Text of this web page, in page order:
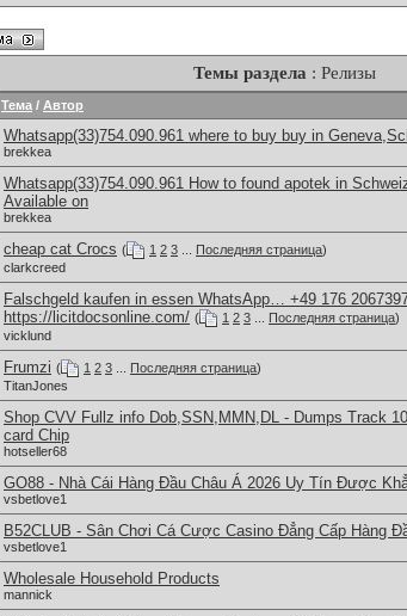
Темы раздела : Релизы
Тема / Автор
Whatsapp(33)754.090.961 where to buy buy in
brekkea
Whatsapp(33)754.090.961 How to found apotek in
Available on
brekkea
cheap cat Crocs ( 1 2 3 Последняя страница)
clarkcreed
Falschgeld kaufen in essen WhatsApp… +49 176
https://licitdocsonline.com/ ( 1 2 3 Последняя страница)
vicklund
Frumzi ( 1 2 3 Последняя страница)
TitanJones
Shop CVV Fullz info Dob,SSN,MMN,DL - Dumps Track
card Chip
hotseller68
GO88 - Nhà Cái Hàng Đầu Châu Á 2026 Uy Tín Được
vsbetlove1
B52CLUB - Sân Chơi Cá Cược Casino Đẳng Cấp Hàng
vsbetlove1
Wholesale Household Products
mannick